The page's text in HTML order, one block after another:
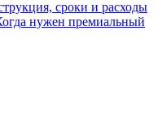
сроки и расходы
нужен премиальный